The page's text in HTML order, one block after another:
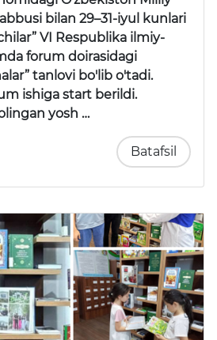
bilan 29–31-iyul kunlari
VI Respublika ilmiy-
forum doirasidagi
tanlovi bo'lib o'tadi.
ishiga start berildi.
yosh …
Batafsil